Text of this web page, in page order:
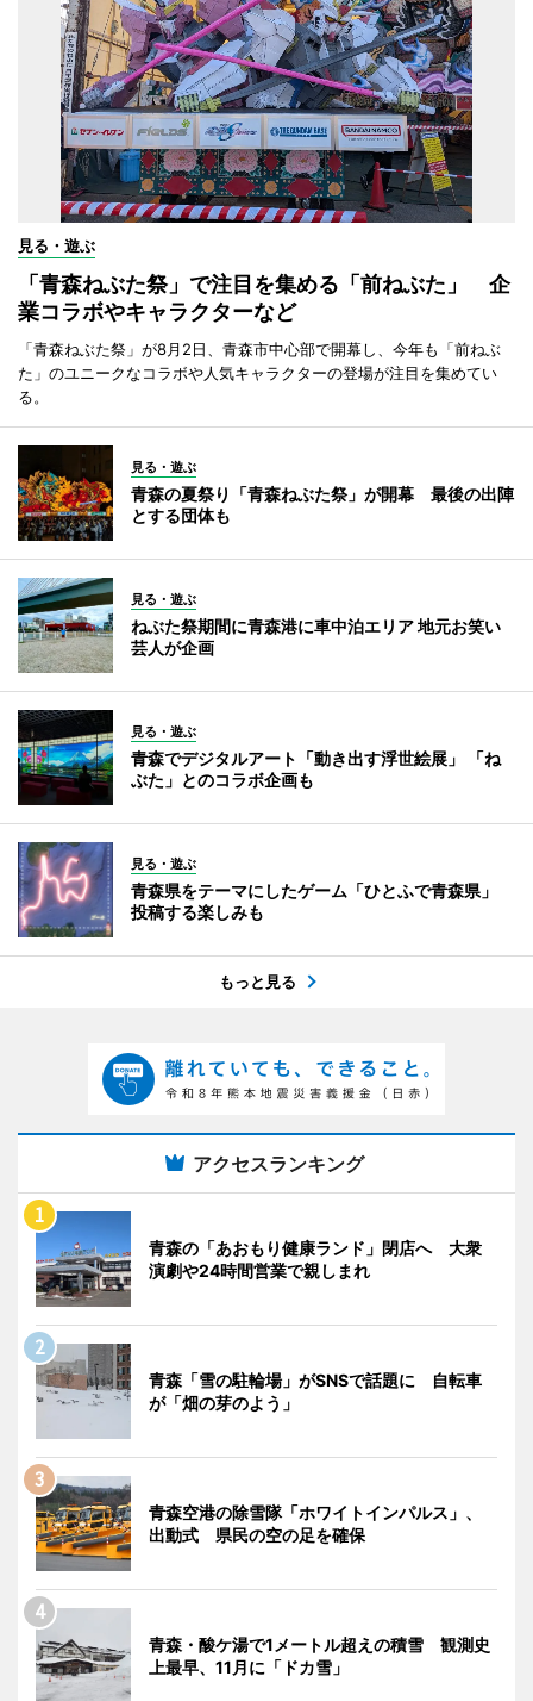
見る・遊ぶ
「青森ねぶた祭」で注目を集める「前ねぶた」 企
業コラボやキャラクターなど
「青森ねぶた祭」が8月2日、青森市中心部で開幕し、今年も「前ねぶ
た」のユニークなコラボや人気キャラクターの登場が注目を集めてい
る。
見る・遊ぶ
青森の夏祭り「青森ねぶた祭」が開幕 最後の出陣
とする団体も
見る・遊ぶ
ねぶた祭期間に青森港に車中泊エリア 地元お笑い
芸人が企画
見る・遊ぶ
青森でデジタルアート「動き出す浮世絵展」 「ね
ぶた」とのコラボ企画も
見る・遊ぶ
青森県をテーマにしたゲーム「ひとふで青森県」
投稿する楽しみも
もっと見る
アクセスランキング
青森の「あおもり健康ランド」閉店へ 大衆
演劇や24時間営業で親しまれ
青森「雪の駐輪場」がSNSで話題に 自転車
が「畑の芽のよう」
青森空港の除雪隊「ホワイトインパルス」、
出動式 県民の空の足を確保
青森・酸ケ湯で1メートル超えの積雪 観測史
上最早、11月に「ドカ雪」